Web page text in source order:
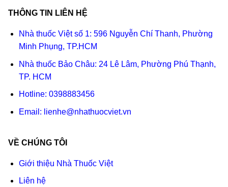
THÔNG TIN LIÊN HỆ
Nhà thuốc Việt số 1: 596 Nguyễn Chí Thanh, Phường
Minh Phụng, TP.HCM
Nhà thuốc Bảo Châu: 24 Lê Lâm, Phường Phú Thạnh,
TP. HCM
Hotline: 0398883456
Email: lienhe@nhathuocviet.vn
VỀ CHÚNG TÔI
Giới thiệu Nhà Thuốc Việt
Liên hệ